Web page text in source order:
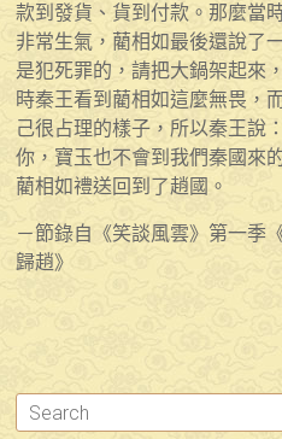
款到發貨、貨到付款。那麼當
非常生氣，藺相如最後還說了
是犯死罪的，請把大鍋架起來
時秦王看到藺相如這麼無畏，
己很占理的樣子，所以秦王說
你，寶玉也不會到我們秦國來
藺相如禮送回到了趙國。
－節錄自《笑談風雲》第一季
歸趙》